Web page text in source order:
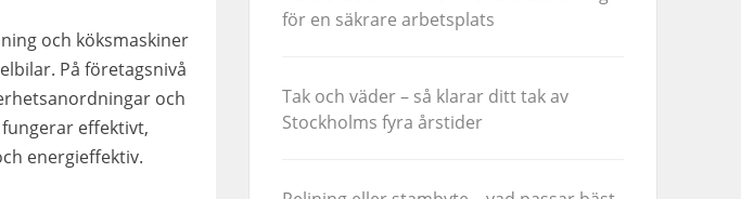
och köksmaskiner
På företagsnivå
och
effektivt,
energieffektiv.
för en säkrare arbetsplats
Tak och väder – så klarar ditt tak av
Stockholms fyra årstider